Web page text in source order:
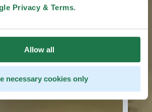
Privacy & Terms.
Allow all
necessary cookies only